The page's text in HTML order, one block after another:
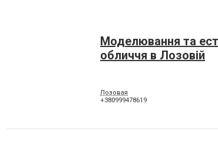
Моделювання та
обличчя в Лозовій
Лозовая
+380999478619